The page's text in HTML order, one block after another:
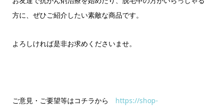
方に、ぜひご紹介したい素敵な商品です。
よろしければ是非お求めくださいませ。
ご意見・ご要望等はコチラから https://shop-